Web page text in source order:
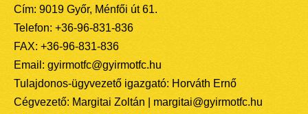
Cím: 9019 Győr, Ménfői út 61.
Telefon: +36-96-831-836
FAX: +36-96-831-836
Email: gyirmotfc@gyirmotfc.hu
Tulajdonos-ügyvezető igazgató: Horváth Ernő
Cégvezető: Margitai Zoltán | margitai@gyirmotfc.hu